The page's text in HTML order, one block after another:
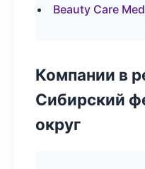
Beauty Care
Компании в
Сибирский
округ